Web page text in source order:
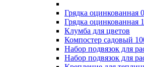
Грядка оцинкованная
Грядка оцинкованная
Клумба для цветов
Компостер садовый
Набор подвязок для
Набор подвязок для